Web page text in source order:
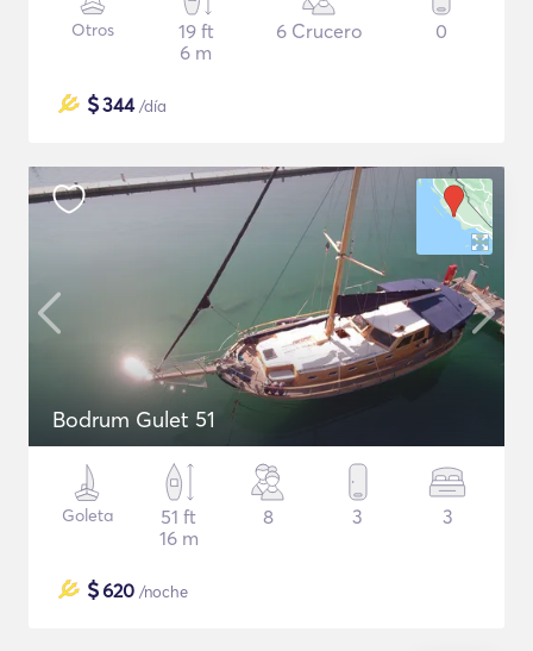
Otros
19 ft
6 m
6 Crucero 0
$344/día
Bodrum Gulet 51
Goleta
51 ft
16 m
8 3 3
$620 /noche